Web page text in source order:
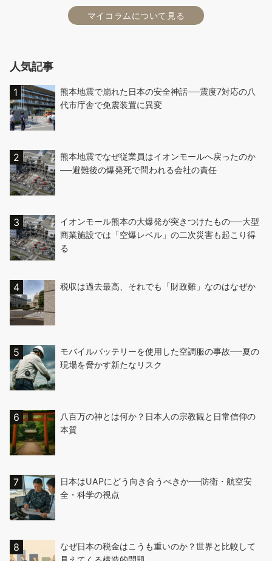
マイコラムについて見る
人気記事
熊本地震で崩れた日本の安全神話──震度7対応の八
代市庁舎で免震装置に異変
熊本地震でなぜ従業員はイオンモールへ戻ったのか
──避難後の爆発死で問われる会社の責任
イオンモール熊本の大爆発が突きつけたもの──大型
商業施設では「空爆レベル」の二次災害も起こり得
る
税収は過去最高、それでも「財政難」なのはなぜか
モバイルバッテリーを使用した空調服の事故──夏の
現場を脅かす新たなリスク
八百万の神とは何か？日本人の宗教観と日常信仰の
本質
日本はUAPにどう向き合うべきか──防衛・航空安
全・科学の視点
なぜ日本の税金はこうも重いのか？世界と比較して